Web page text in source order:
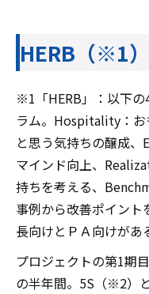
HERB（※1
※1「HERB」：以下
ラム。Hospitality：お
と思う気持ちの醸成
マインド向上、
持ちを考える、
事例から改善ポイン
長向けとＰＡ向けがあ
プロジェクトの第1期
の半年間。5S（※2）